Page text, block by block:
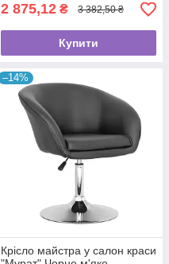
2 875,12 ₴ 3 382,50 ₴
Купити
–14%
Крісло майстра у салон краси